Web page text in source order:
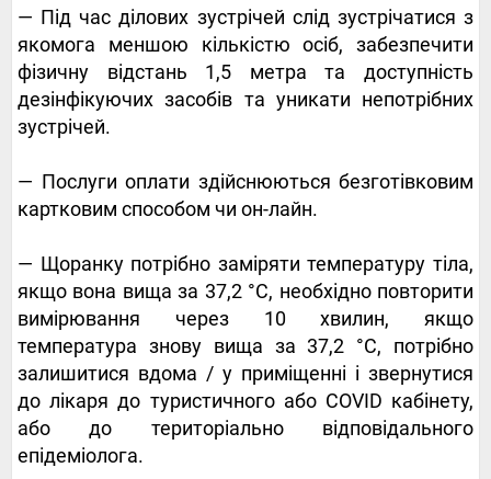
— Під час ділових зустрічей слід зустрічатися з
якомога меншою кількістю осіб, забезпечити
фізичну відстань 1,5 метра та доступність
дезінфікуючих засобів та уникати непотрібних
зустрічей.
— Послуги оплати здійснюються безготівковим
картковим способом чи он-лайн.
— Щоранку потрібно заміряти температуру тіла,
якщо вона вища за 37,2 °С, необхідно повторити
вимірювання через 10 хвилин, якщо
температура знову вища за 37,2 °С, потрібно
залишитися вдома / у приміщенні і звернутися
до лікаря до туристичного або COVID кабінету,
або до територіально відповідального
епідеміолога.